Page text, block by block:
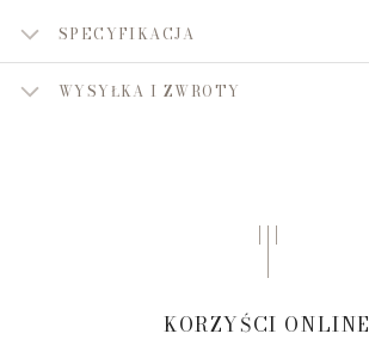
SPECYFIKACJA
WYSYŁKA I ZWROTY
KORZYŚCI ONLINE